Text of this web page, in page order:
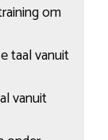
om
taal vanuit
vanuit